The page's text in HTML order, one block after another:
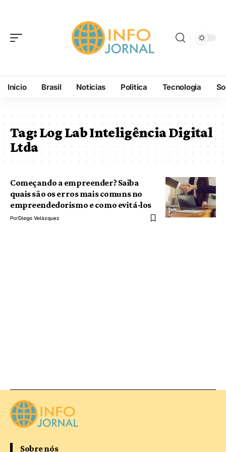
Início Brasil Noticias Politica Tecnologia
Tag:Log Lab Inteligência Digital
Ltda
Começando a empreender? Saiba
quais são os erros mais comuns no
empreendedorismo e como evitá-los
PorDiego Velázquez
Sobre nós